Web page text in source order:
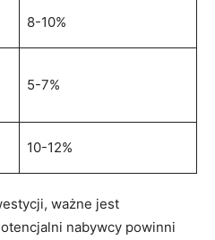
8-10%
5-7%
10-12%
ważne​ jest
nabywcy​ powinni